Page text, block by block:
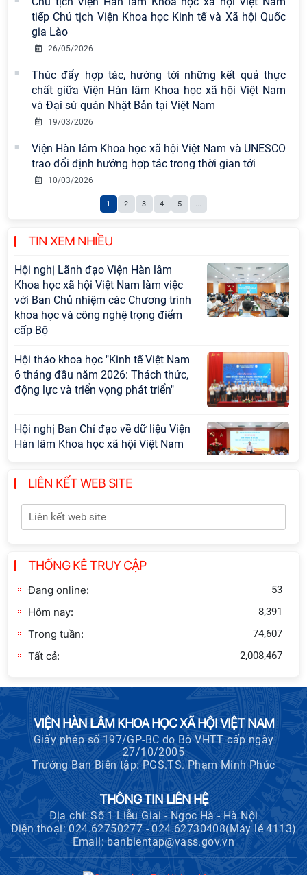
tiếp Chủ tịch Viện Khoa học Kinh tế và Xã hội Quốc
gia Lào
26/05/2026
Thúc đẩy hợp tác, hướng tới những kết quả thực
chất giữa Viện Hàn lâm Khoa học xã hội Việt Nam
và Đại sứ quán Nhật Bản tại Việt Nam
19/03/2026
Viện Hàn lâm Khoa học xã hội Việt Nam và UNESCO
trao đổi định hướng hợp tác trong thời gian tới
10/03/2026
1 2 3 4 5
TIN XEM NHIỀU
Viện Hàn lâm Khoa học xã hội Việt
Nam công bố các quyết định về
công tác cán bộ
Hội thảo khoa học quốc tế “Không
gian phát triển Việt Nam trong kỷ
nguyên mới: Định hướng chiến lược
vào thứ ba, ngày 28/7/2026
Tọa đàm Giao lưu chuyên đề về
những kinh nghiệm quan trọng của
Đảng Cộng sản Trung Quốc và Đảng
sự nghiệp xây dựng chủ nghĩa xã hội
Hội nghị Lãnh đạo Viện Hàn lâm
Khoa học xã hội Việt Nam làm việc
với Ban Chủ nhiệm các Chương trình
khoa học và công nghệ trọng điểm
cấp Bộ
Hội thảo khoa học "Kinh tế Việt Nam
6 tháng đầu năm 2026: Thách thức,
động lực và triển vọng phát triển"
Hội nghị Ban Chỉ đạo về dữ liệu Viện
Hàn lâm Khoa học xã hội Việt Nam
sinh đào tạo trình độ tiến sĩ đợt 1
năm 2026
Hội thảo quốc tế "Không gian phát
Định hướng chiến lược và lựa chọn
chính sách”
LIÊN KẾT WEB SITE
THỐNG KÊ TRUY CẬP
Đang online: 53
Hôm nay: 8,391
Trong tuần: 74,607
Tất cả: 2,008,467
VIỆN HÀN LÂM KHOA HỌC XÃ HỘI VIỆT NAM
Giấy phép số 197/GP-BC do Bộ VHTT cấp ngày
27/10/2005
Trưởng Ban Biên tập: PGS.TS. Phạm Minh Phúc
THÔNG TIN LIÊN HỆ
Địa chỉ: Số 1 Liễu Giai - Ngọc Hà - Hà Nội
Điện thoại: 024.62750277 - 024.62730408(Máy lẻ 4113)
Email: banbientap@vass.gov.vn